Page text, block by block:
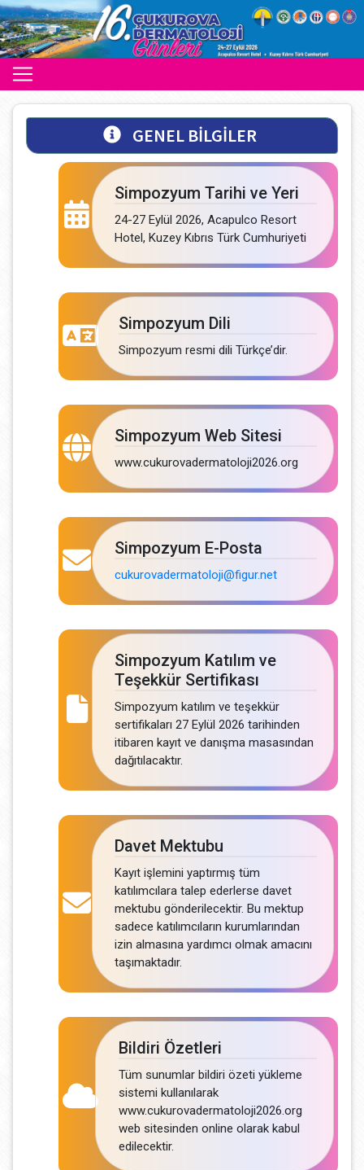
GENEL BİLGİLER
Simpozyum Tarihi ve Yeri
24-27 Eylül 2026, Acapulco Resort
Hotel, Kuzey Kıbrıs Türk Cumhuriyeti
Simpozyum Dili
Simpozyum resmi dili Türkçe’dir.
Simpozyum Web Sitesi
www.cukurovadermatoloji2026.org
Simpozyum E-Posta
cukurovadermatoloji@figur.net
Simpozyum Katılım ve
Teşekkür Sertifikası
Simpozyum katılım ve teşekkür
sertifikaları 27 Eylül 2026 tarihinden
itibaren kayıt ve danışma masasından
dağıtılacaktır.
Davet Mektubu
Kayıt işlemini yaptırmış tüm
katılımcılara talep ederlerse davet
mektubu gönderilecektir. Bu mektup
sadece katılımcıların kurumlarından
izin almasına yardımcı olmak amacını
taşımaktadır.
Bildiri Özetleri
Tüm sunumlar bildiri özeti yükleme
sistemi kullanılarak
www.cukurovadermatoloji2026.org
web sitesinden online olarak kabul
edilecektir.